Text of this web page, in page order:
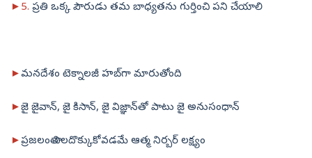
►5. ‍ప్రతి ఒక్క పౌరుడు తమ బాధ్యతను గుర్తించి పని చేయాలి
►మనదేశం టెక్నాలజీ హబ్‌గా మారుతోంది
►జై జైవాన్‌, జై కిసాన్‌, జై విజ్ఞాన్‌తో పాటు జై అనుసంధాన్‌
►ప్రజలంతా నిలదొక్కుకోవడమే ఆత్మ నిర్బర్‌ లక్ష్యం